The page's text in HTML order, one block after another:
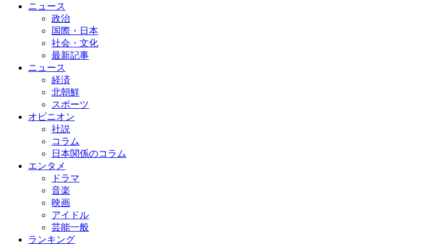
ニュース
政治
国際・日本
社会・文化
最新記事
ニュース
経済
北朝鮮
スポーツ
オピニオン
社説
コラム
日本関係のコラム
エンタメ
ドラマ
音楽
映画
アイドル
芸能一般
ランキング